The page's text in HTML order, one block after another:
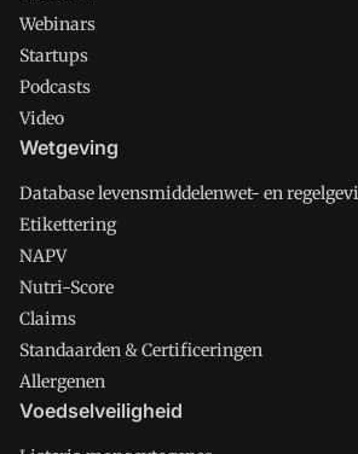
Webinars
Startups
Podcasts
Video
Wetgeving
Database levensmiddelenwet- en
Etikettering
NAPV
Nutri-Score
Claims
Standaarden & Certificeringen
Allergenen
Voedselveiligheid